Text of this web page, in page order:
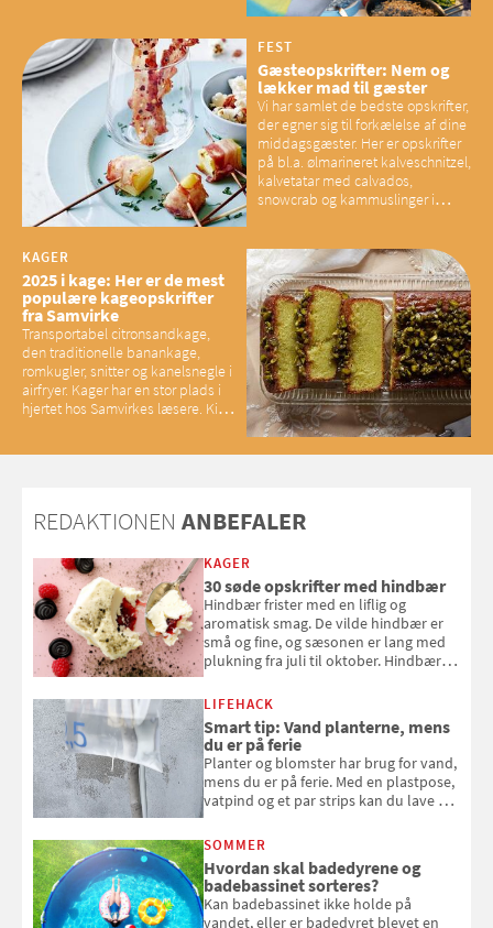
have konsekvenser for vores
sociale fællesskaber
FEST
Gæsteopskrifter: Nem og
lækker mad til gæster
Vi har samlet de bedste opskrifter,
der egner sig til forkælelse af dine
middagsgæster. Her er opskrifter
på bl.a. ølmarineret kalveschnitzel,
kalvetatar med calvados,
snowcrab og kammuslinger i
KAGER
2025 i kage: Her er de mest
populære kageopskrifter
fra Samvirke
Transportabel citronsandkage,
den traditionelle banankage,
romkugler, snitter og kanelsnegle i
airfryer. Kager har en stor plads i
hjertet hos Samvirkes læsere. Kig
REDAKTIONEN ANBEFALER
KAGER
30 søde opskrifter med hindbær
Hindbær frister med en liflig og
aromatisk smag. De vilde hindbær er
små og fine, og sæsonen er lang med
plukning fra juli til oktober. Hindbær
kan bruge dine hindbær i alt fra
bagværk og salater til is og syltning.
LIFEHACK
Smart tip: Vand planterne, mens
du er på ferie
Planter og blomster har brug for vand,
mens du er på ferie. Med en plastpose,
vatpind og et par strips kan du lave dit
at bede naboen om at vande eller
komme hjem til døde planter
SOMMER
Hvordan skal badedyrene og
badebassinet sorteres?
Kan badebassinet ikke holde på
vandet, eller er badedyret blevet en